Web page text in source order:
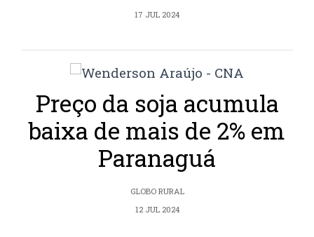
17 JUL 2024
Preço da soja acumula
baixa de mais de 2% em
Paranaguá
GLOBO RURAL
12 JUL 2024